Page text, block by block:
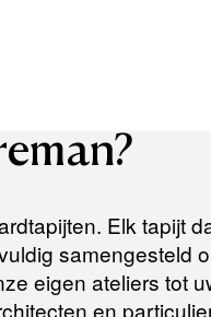
Elk tapijt
samengesteld
eigen ateliers tot
en